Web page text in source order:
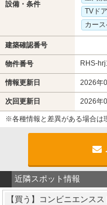
設備・条件
TVド
カー
建築確認番号
物件番号 RHS-
情報更新日 2026年
次回更新日 2026年
※各種情報と差異がある場合は
近隣スポット情報
【買う】コンビニエンスス